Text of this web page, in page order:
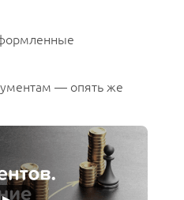
— опять же